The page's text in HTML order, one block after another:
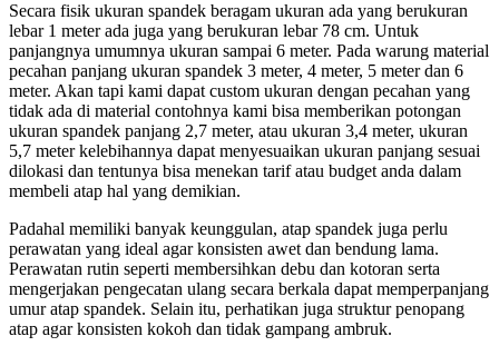
Secara fisik ukuran spandek beragam ukuran ada yang berukuran
lebar 1 meter ada juga yang berukuran lebar 78 cm. Untuk
panjangnya umumnya ukuran sampai 6 meter. Pada warung material
pecahan panjang ukuran spandek 3 meter, 4 meter, 5 meter dan 6
meter. Akan tapi kami dapat custom ukuran dengan pecahan yang
tidak ada di material contohnya kami bisa memberikan potongan
ukuran spandek panjang 2,7 meter, atau ukuran 3,4 meter, ukuran
5,7 meter kelebihannya dapat menyesuaikan ukuran panjang sesuai
dilokasi dan tentunya bisa menekan tarif atau budget anda dalam
membeli atap hal yang demikian.
Padahal memiliki banyak keunggulan, atap spandek juga perlu
perawatan yang ideal agar konsisten awet dan bendung lama.
Perawatan rutin seperti membersihkan debu dan kotoran serta
mengerjakan pengecatan ulang secara berkala dapat memperpanjang
umur atap spandek. Selain itu, perhatikan juga struktur penopang
atap agar konsisten kokoh dan tidak gampang ambruk.